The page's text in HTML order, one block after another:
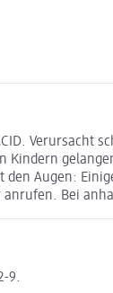
Augen:
Bei
9.